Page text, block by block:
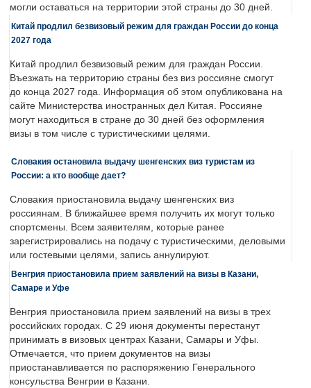
могли оставаться на территории этой страны до 30 дней.
Китай продлил безвизовый режим для граждан России до конца
2027 года
Китай продлил безвизовый режим для граждан России.
Въезжать на территорию страны без виз россияне смогут
до конца 2027 года. Информация об этом опубликована на
сайте Министерства иностранных дел Китая. Россияне
могут находиться в стране до 30 дней без оформления
визы в том числе с туристическими целями.
Словакия остановила выдачу шенгенских виз туристам из
России: а кто вообще дает?
Словакия приостановила выдачу шенгенских виз
россиянам. В ближайшее время получить их могут только
спортсмены. Всем заявителям, которые ранее
зарегистрировались на подачу с туристическими, деловыми
или гостевыми целями, запись аннулируют.
Венгрия приостановила прием заявлений на визы в Казани,
Самаре и Уфе
Венгрия приостановила прием заявлений на визы в трех
российских городах. С 29 июня документы перестанут
принимать в визовых центрах Казани, Самары и Уфы.
Отмечается, что прием документов на визы
приостанавливается по распоряжению Генерального
консульства Венгрии в Казани.